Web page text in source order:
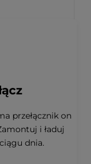
przełącznik on
i ładuj
dnia.